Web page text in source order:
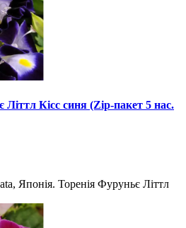
Літтл Кісс синя (Zip-пакет 5 нас.
Японія. Торенія Фуруньє Літтл